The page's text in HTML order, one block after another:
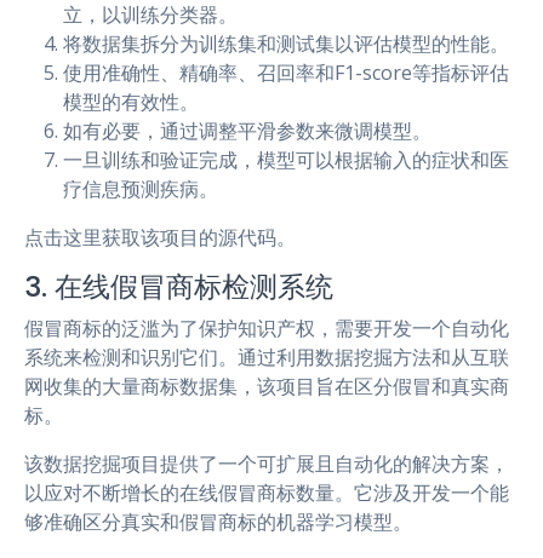
立，以训练分类器。
将数据集拆分为训练集和测试集以评估模型的性能。
使用准确性、精确率、召回率和F1-score等指标评估
模型的有效性。
如有必要，通过调整平滑参数来微调模型。
一旦训练和验证完成，模型可以根据输入的症状和医
疗信息预测疾病。
点击这里获取该项目的源代码。
3. 在线假冒商标检测系统
假冒商标的泛滥为了保护知识产权，需要开发一个自动化
系统来检测和识别它们。通过利用数据挖掘方法和从互联
网收集的大量商标数据集，该项目旨在区分假冒和真实商
标。
该数据挖掘项目提供了一个可扩展且自动化的解决方案，
以应对不断增长的在线假冒商标数量。它涉及开发一个能
够准确区分真实和假冒商标的机器学习模型。